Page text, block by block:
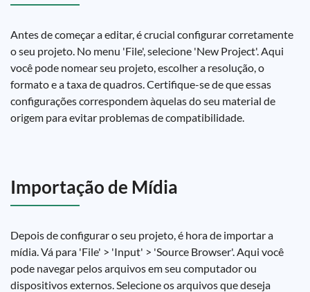
Antes de começar a editar, é crucial configurar corretamente
o seu projeto. No menu 'File', selecione 'New Project'. Aqui
você pode nomear seu projeto, escolher a resolução, o
formato e a taxa de quadros. Certifique-se de que essas
configurações correspondem àquelas do seu material de
origem para evitar problemas de compatibilidade.
Importação de Mídia
Depois de configurar o seu projeto, é hora de importar a
mídia. Vá para 'File' > 'Input' > 'Source Browser'. Aqui você
pode navegar pelos arquivos em seu computador ou
dispositivos externos. Selecione os arquivos que deseja